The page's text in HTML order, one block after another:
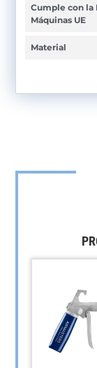
Cumple con la
Máquinas UE
Material